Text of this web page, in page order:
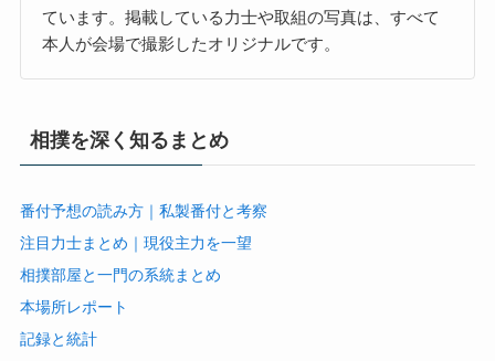
ています。掲載している力士や取組の写真は、すべて
本人が会場で撮影したオリジナルです。
相撲を深く知るまとめ
番付予想の読み方｜私製番付と考察
注目力士まとめ｜現役主力を一望
相撲部屋と一門の系統まとめ
本場所レポート
記録と統計